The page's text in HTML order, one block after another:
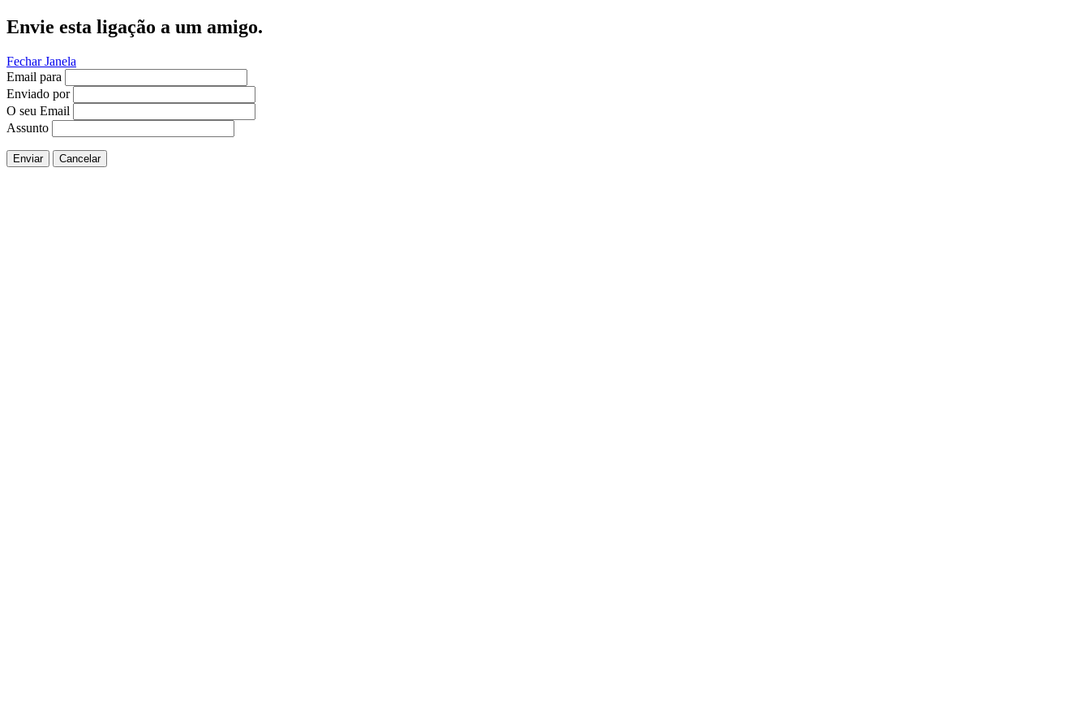
Envie esta ligação a um amigo.
Fechar Janela
Email para
Enviado por
O seu Email
Assunto
Enviar Cancelar